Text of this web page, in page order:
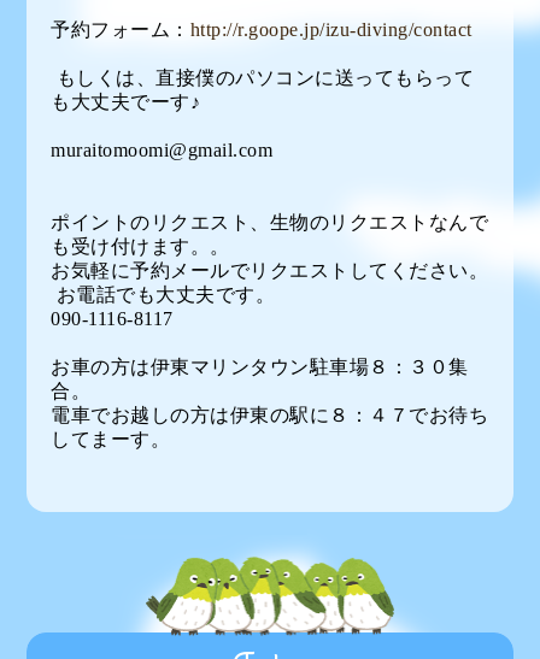
予約フォーム： http://r.goope.jp/izu-diving/contact
もしくは、直接僕のパソコンに送ってもらって
も大丈夫でーす♪
muraitomoomi@gmail.com
ポイントのリクエスト、生物のリクエストなんで
も受け付けます。。
お気軽に予約メールでリクエストしてください。
お電話でも大丈夫です。
090-1116-8117
お車の方は伊東マリンタウン駐車場８：３０集
合。
電車でお越しの方は伊東の駅に８：４７でお待ち
してまーす。